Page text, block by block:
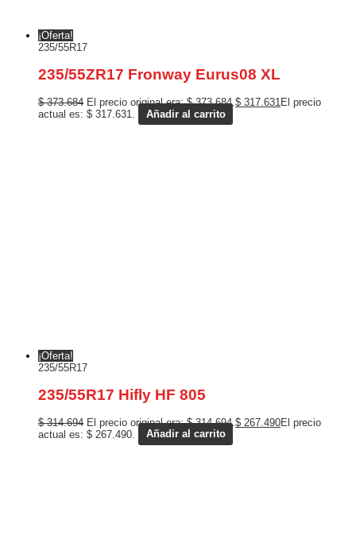
¡Oferta!
235/55R17
235/55ZR17 Fronway Eurus08 XL
$373.684 El precio original era: $ 373.684.$ 317.631El precio
actual es: $ 317.631.
Añadir al carrito
¡Oferta!
235/55R17
235/55R17 Hifly HF 805
$314.694 El precio original era: $ 314.694. $ 267.490El precio
actual es: $ 267.490.
Añadir al carrito